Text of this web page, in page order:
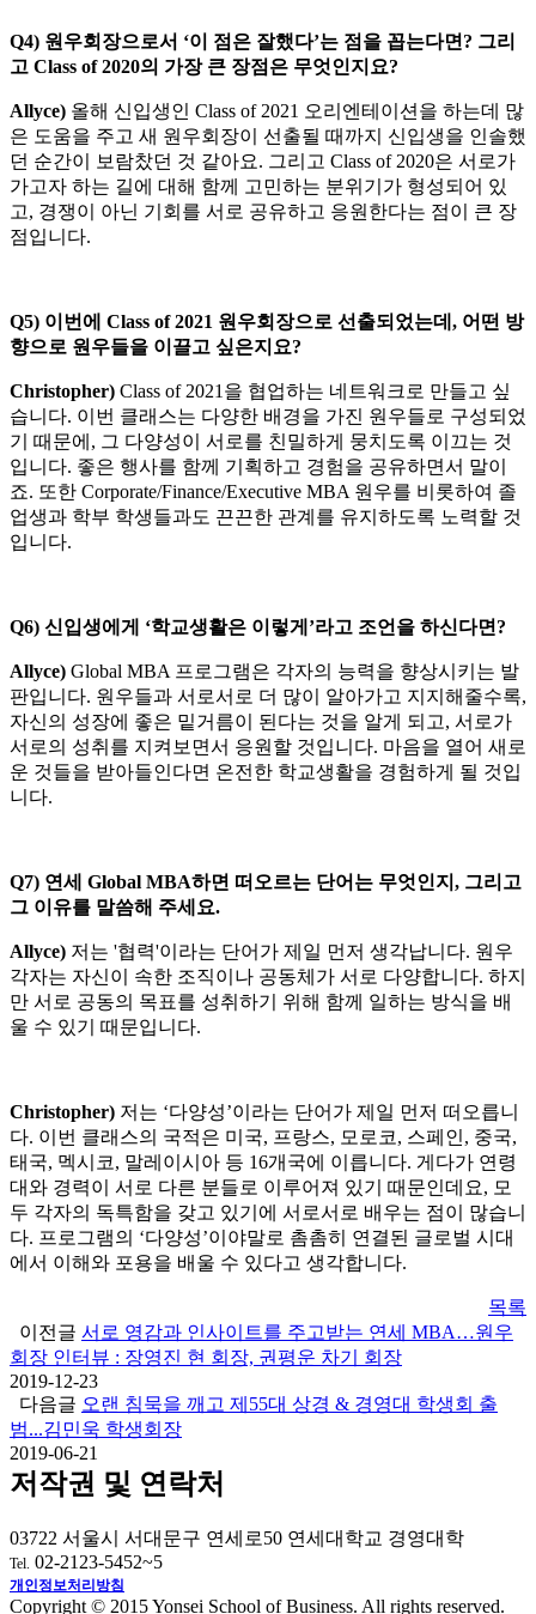
Q4) 원우회장으로서 ‘이 점은 잘했다’는 점을 꼽는다면? 그리
고 Class of 2020의 가장 큰 장점은 무엇인지요?
Allyce) 올해 신입생인 Class of 2021 오리엔테이션을 하는데 많
은 도움을 주고 새 원우회장이 선출될 때까지 신입생을 인솔했
던 순간이 보람찼던 것 같아요. 그리고 Class of 2020은 서로가
가고자 하는 길에 대해 함께 고민하는 분위기가 형성되어 있
고, 경쟁이 아닌 기회를 서로 공유하고 응원한다는 점이 큰 장
점입니다.
Q5) 이번에 Class of 2021 원우회장으로 선출되었는데, 어떤 방
향으로 원우들을 이끌고 싶은지요?
Christopher) Class of 2021을 협업하는 네트워크로 만들고 싶
습니다. 이번 클래스는 다양한 배경을 가진 원우들로 구성되었
기 때문에, 그 다양성이 서로를 친밀하게 뭉치도록 이끄는 것
입니다. 좋은 행사를 함께 기획하고 경험을 공유하면서 말이
죠. 또한 Corporate/Finance/Executive MBA 원우를 비롯하여 졸
업생과 학부 학생들과도 끈끈한 관계를 유지하도록 노력할 것
입니다.
Q6) 신입생에게 ‘학교생활은 이렇게’라고 조언을 하신다면?
Allyce) Global MBA 프로그램은 각자의 능력을 향상시키는 발
판입니다. 원우들과 서로서로 더 많이 알아가고 지지해줄수록,
자신의 성장에 좋은 밑거름이 된다는 것을 알게 되고, 서로가
서로의 성취를 지켜보면서 응원할 것입니다. 마음을 열어 새로
운 것들을 받아들인다면 온전한 학교생활을 경험하게 될 것입
니다.
Q7) 연세 Global MBA하면 떠오르는 단어는 무엇인지, 그리고
그 이유를 말씀해 주세요.
Allyce) 저는 '협력'이라는 단어가 제일 먼저 생각납니다. 원우
각자는 자신이 속한 조직이나 공동체가 서로 다양합니다. 하지
만 서로 공동의 목표를 성취하기 위해 함께 일하는 방식을 배
울 수 있기 때문입니다.
Christopher) 저는 ‘다양성’이라는 단어가 제일 먼저 떠오릅니
다. 이번 클래스의 국적은 미국, 프랑스, 모로코, 스페인, 중국,
태국, 멕시코, 말레이시아 등 16개국에 이릅니다. 게다가 연령
대와 경력이 서로 다른 분들로 이루어져 있기 때문인데요, 모
두 각자의 독특함을 갖고 있기에 서로서로 배우는 점이 많습니
다. 프로그램의 ‘다양성’이야말로 촘촘히 연결된 글로벌 시대
에서 이해와 포용을 배울 수 있다고 생각합니다.
목록
이전글 서로 영감과 인사이트를 주고받는 연세 MBA…원우
회장 인터뷰 : 장영진 현 회장, 권평운 차기 회장
2019-12-23
다음글 오랜 침묵을 깨고 제55대 상경 & 경영대 학생회 출
범...김민욱 학생회장
2019-06-21
저작권 및 연락처
03722 서울시 서대문구 연세로50 연세대학교 경영대학
Tel. 02-2123-5452~5
개인정보처리방침
Copyright © 2015 Yonsei School of Business. All rights reserved.